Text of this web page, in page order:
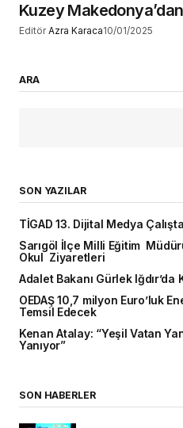
Kuzey
Editör Azra Karaca10/01/2025
ARA
SON YAZILAR
TİGAD 13. Dijital Medya
Sarıgöl İlçe Milli Eğitim
Okul Ziyaretleri
Adalet Bakanı Gürlek Iğdır’da
OEDAŞ 10,7 milyon Euro’luk
Temsil Edecek
Kenan Atalay: “Yeşil Vatan
Yanıyor”
SON HABERLER